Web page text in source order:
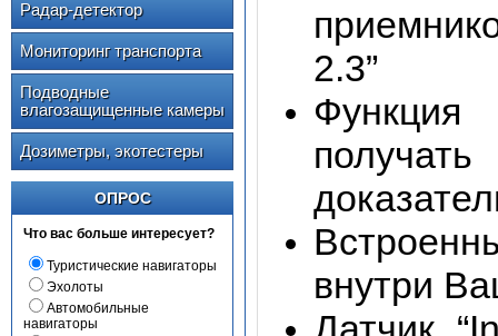
Радар-детектор
Мониторинг транспорта
Подводные
влагозащищенные камеры
Дозиметры, экотестеры
ОПРОС
Что вас больше интересует?
Туристические навигаторы
Эхолоты
Автомобильные
навигаторы
2.3”
Функция
внутри